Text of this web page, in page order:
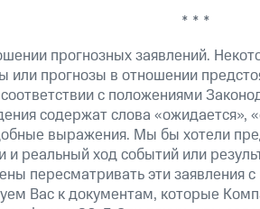
* * *
прогнозных заявлений.
или прогнозы в отношении
с положениями
содержат слова «ожидается»,
выражения. Мы бы хотели
реальный ход событий или
пересматривать эти заявления
Вас к документам, которые